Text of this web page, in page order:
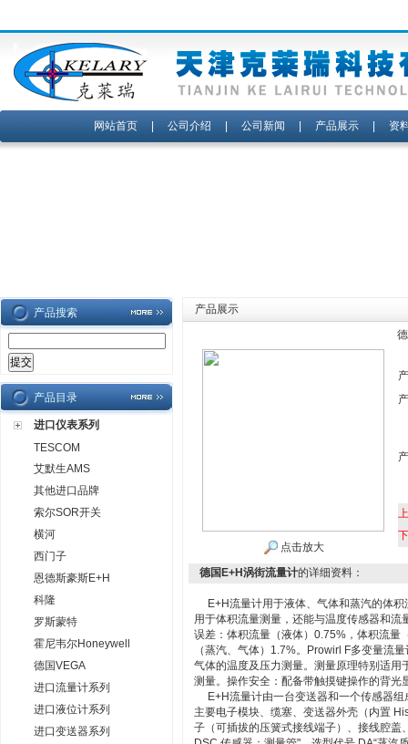
网站首页| 公司介绍 公司新闻 产品展示| 资
产品搜索
产品目录
进口仪表系列
TESCOM
艾默生AMS
其他进口品牌
索尔SOR开关
横河
西门子
恩德斯豪斯E+H
科隆
罗斯蒙特
霍尼韦尔Honeywell
德国VEGA
进口流量计系列
进口液位计系列
进口变送器系列
产品展示
点击放大
德国E+H涡街流量计的详细资料：
E+H流量计用于液体、气体和蒸汽的体积
用于体积流量测量，还能与温度传感器和
误差：体积流量（液体）0.75%，体积流量
（蒸汽、气体）1.7%。Prowirl F多变量流
气体的温度及压力测量。测量原理特别适
测量。操作安全：配备带触摸键操作的背光
E+H流量计由一台变送器和一个传感器组
主要电子模块、缆塞、变送器外壳（内置
子（可插拔的压簧式接线端子）、接线腔盖